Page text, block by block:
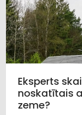
Eksperts
noskatītais
zeme?